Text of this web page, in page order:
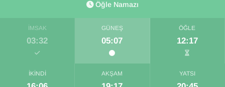
Öğle Namazı
İMSAK
03:32
GÜNEŞ
05:07
ÖĞLE
12:17
İKINDI AKŞAM YATSI